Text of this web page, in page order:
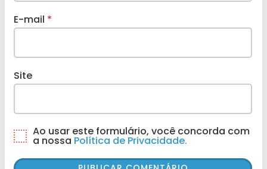
E-mail *
Site
Ao usar este formulário, você concorda com
a nossa Política de Privacidade.